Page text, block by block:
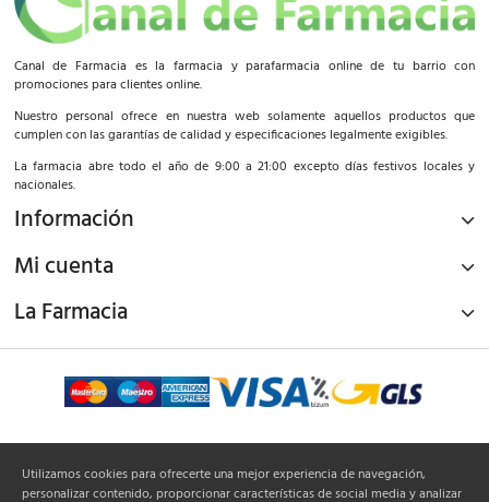
Canal de Farmacia es la farmacia y parafarmacia online de tu barrio con
promociones para clientes online.
Nuestro personal ofrece en nuestra web solamente aquellos productos que
cumplen con las garantías de calidad y especificaciones legalmente exigibles.
La farmacia abre todo el año de 9:00 a 21:00 excepto días festivos locales y
nacionales.
Información
Mi cuenta
La Farmacia
Utilizamos cookies para ofrecerte una mejor experiencia de navegación,
personalizar contenido, proporcionar características de social media y analizar